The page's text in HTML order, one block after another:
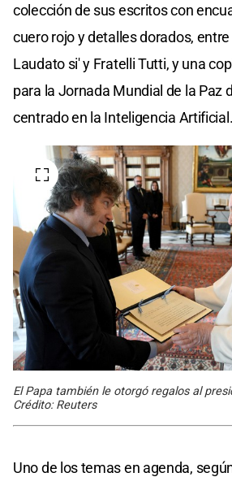
colección de sus escritos con
cuero rojo y detalles dorados,
Laudato si' y Fratelli Tutti, y una
para la Jornada Mundial de la Paz
centrado en la Inteligencia Artificial.
El Papa también le otorgó regalos al
Crédito: Reuters
Uno de los temas en agenda,